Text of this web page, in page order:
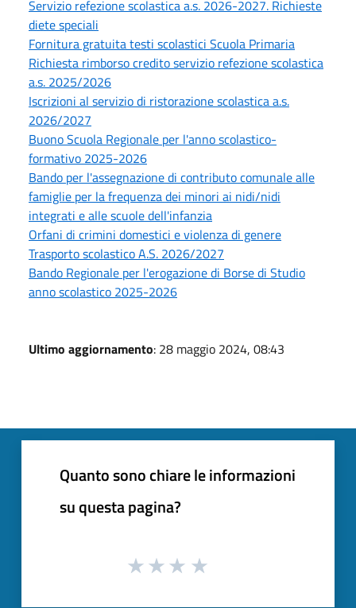
Servizio refezione scolastica a.s. 2026-2027. Richieste
diete speciali
Fornitura gratuita testi scolastici Scuola Primaria
Richiesta rimborso credito servizio refezione scolastica
a.s. 2025/2026
Iscrizioni al servizio di ristorazione scolastica a.s.
2026/2027
Buono Scuola Regionale per l'anno scolastico-
formativo 2025-2026
Bando per l'assegnazione di contributo comunale alle
famiglie per la frequenza dei minori ai nidi/nidi
integrati e alle scuole dell'infanzia
Orfani di crimini domestici e violenza di genere
Trasporto scolastico A.S. 2026/2027
Bando Regionale per l'erogazione di Borse di Studio
anno scolastico 2025-2026
Ultimo aggiornamento: 28 maggio 2024, 08:43
Quanto sono chiare le informazioni
su questa pagina?